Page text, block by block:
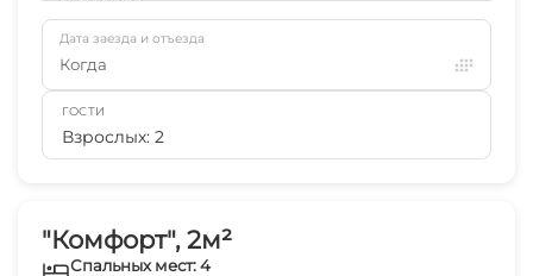
"Комфорт", 2м²
Спальных мест: 4
Дата заезда и отъезда
Когда
ГОСТИ
Взрослых: 2